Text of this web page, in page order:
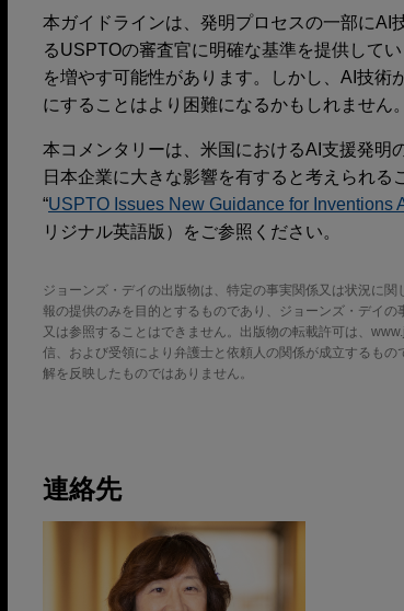
本ガイドラインは、発明プロセスの一部にAI
るUSPTOの審査官に明確な基準を提供して
を増やす可能性があります。しかし、AI技
にすることはより困難になるかもしれません。
本コメンタリーは、米国におけるAI支援発明
日本企業に大きな影響を有すると考えられ
“USPTO Issues New Guidance for
リジナル英語版）をご参照ください。
ジョーンズ・デイの出版物は、特定の事実関係又は状況に
報の提供のみを目的とするものであり、ジョーンズ・デイ
又は参照することはできません。出版物の転載許可は、
信、および受領により弁護士と依頼人の関係が成立するも
解を反映したものではありません。
連絡先